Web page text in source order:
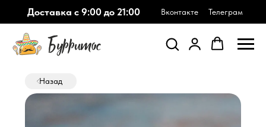
Доставка с 9:00 до 21:00 Вконтакте Телеграм
Назад